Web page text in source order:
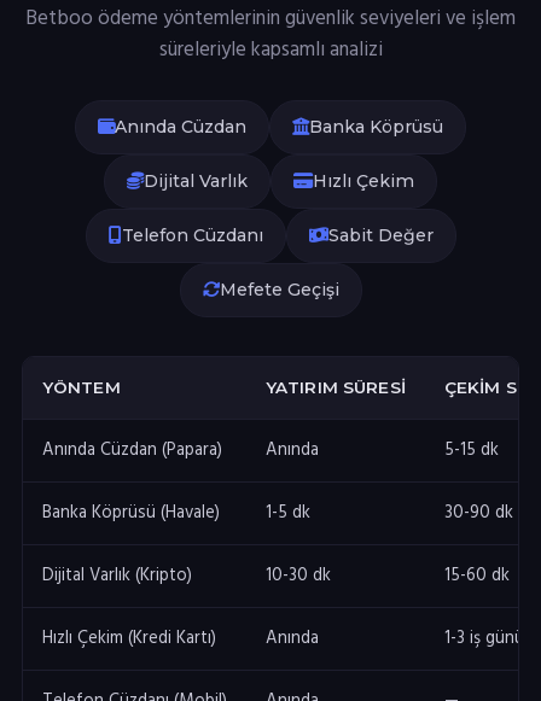
Betboo ödeme yöntemlerinin güvenlik seviyeleri ve işlem
süreleriyle kapsamlı analizi
Anında Cüzdan Banka Köprüsü
Dijital Varlık Hızlı Çekim
Telefon Cüzdanı Sabit Değer
Mefete Geçişi
YÖNTEM YATIRIM SÜRESI ÇEKIM
Anında Cüzdan (Papara) Anında 5-15 dk
Banka Köprüsü (Havale) 1-5 dk 30-90 dk
Dijital Varlık (Kripto) 10-30 dk 15-60 dk
Hızlı Çekim (Kredi Kartı) Anında 1-3 iş günü